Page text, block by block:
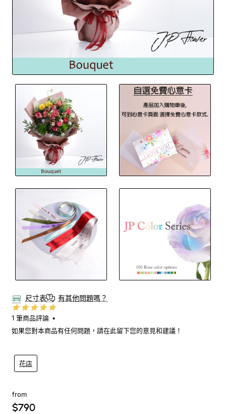
尺寸表 有其他問題嗎？
花店
1 筆商品評論 •
如果您對本商品有任何問題，請在此留下您的意見和建議！
from
$790